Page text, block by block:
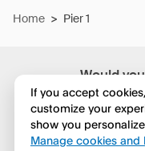
Would
No,
Home > Pier 1
If you accept
customize your
show you
Manage cookies and